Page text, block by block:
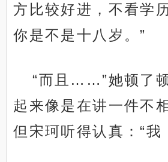
方比较好进，不看学
你是不是十八岁。”
“而且……”她顿了
起来像是在讲一件不
但宋珂听得认真：“我